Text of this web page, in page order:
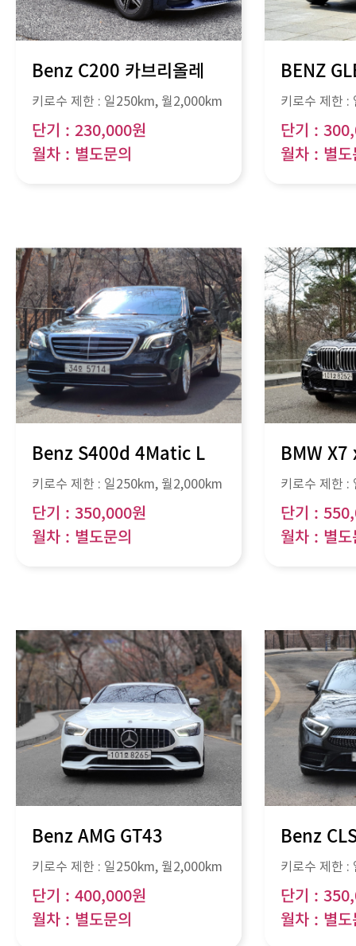
Benz C200 카브리올레
키로수 제한 : 일250km, 월2,000km
단기 : 230,000원
월차 : 별도문의
BENZ
키로수 제한 :
단기 :
월차 : 별
Benz S400d 4Matic L
키로수 제한 : 일250km, 월2,000km
단기 : 350,000원
월차 : 별도문의
BMW
키로수 제한 :
단기 :
월차 : 별
Benz AMG GT43
키로수 제한 : 일250km, 월2,000km
단기 : 400,000원
월차 : 별도문의
Benz
키로수 제한 :
단기 :
월차 : 별